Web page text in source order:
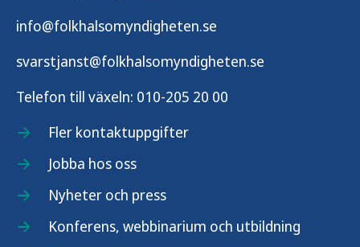
info@folkhalsomyndigheten.se
svarstjanst@folkhalsomyndigheten.se
Telefon till växeln: 010-205 20 00
Fler kontaktuppgifter
Jobba hos oss
Nyheter och press
Konferens, webbinarium och utbildning